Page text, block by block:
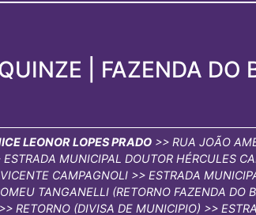
| FAZENDA DO
LEONOR LOPES PRADO >> RUA JOÃO
MUNICIPAL DOUTOR HÉRCULES
CAMPAGNOLI >> ESTRADA
TANGANELLI (RETORNO FAZENDA
RETORNO (DIVISA DE MUNICIPIO) >>